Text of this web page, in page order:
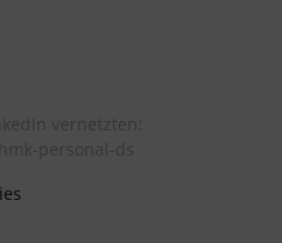
vernetzten:
personal-ds